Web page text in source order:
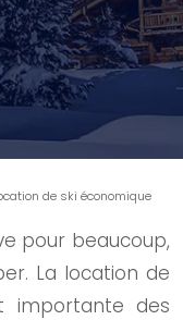
de ski économique
pour beaucoup,
La location de
importante des